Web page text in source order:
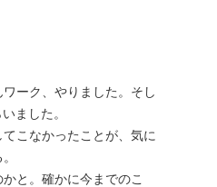
ーク、やりました。そし
ました。
こなかったことが、気に
と。確かに今までのこ